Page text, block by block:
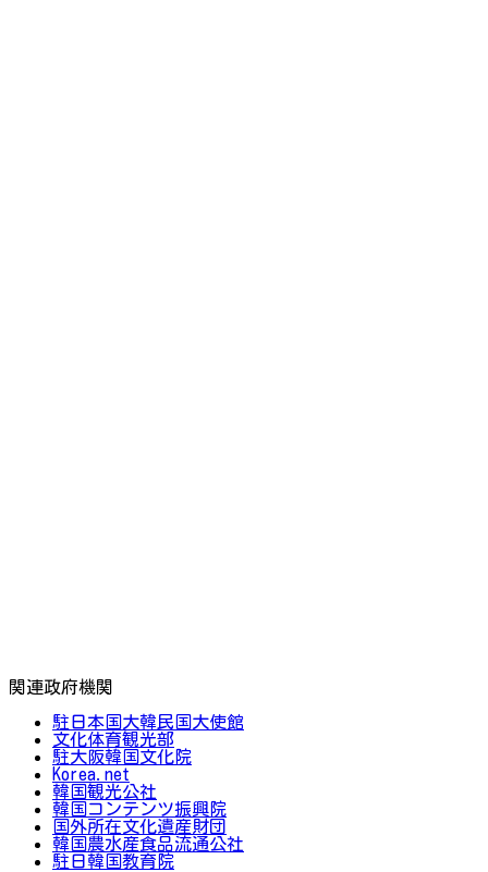
関連政府機関
駐日本国大韓民国大使館
文化体育観光部
駐大阪韓国文化院
Korea.net
韓国観光公社
韓国コンテンツ振興院
国外所在文化遺産財団
韓国農水産食品流通公社
駐日韓国教育院